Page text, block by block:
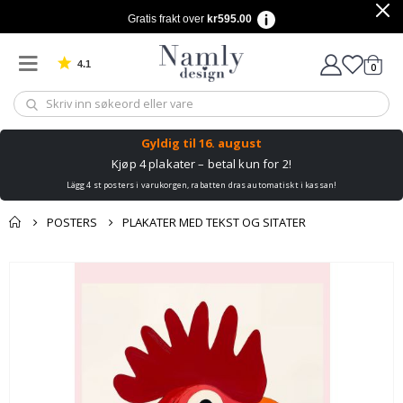
Gratis frakt over kr595.00
4.1 Basert på 1034 stemmer 0varer
Gyldig til 16. august
Kjøp 4 plakater – betal kun for 2!
Lägg 4 st posters i varukorgen, rabatten dras automatiskt i kassan!
POSTERS PLAKATER MED TEKST OG SITATER
Andre kjøpte